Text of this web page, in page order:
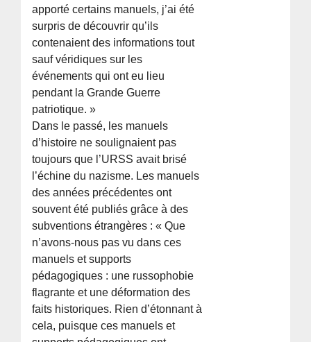
apporté certains manuels, j’ai été
surpris de découvrir qu’ils
contenaient des informations tout
sauf véridiques sur les
événements qui ont eu lieu
pendant la Grande Guerre
patriotique. »
Dans le passé, les manuels
d’histoire ne soulignaient pas
toujours que l’URSS avait brisé
l’échine du nazisme. Les manuels
des années précédentes ont
souvent été publiés grâce à des
subventions étrangères : « Que
n’avons-nous pas vu dans ces
manuels et supports
pédagogiques : une russophobie
flagrante et une déformation des
faits historiques. Rien d’étonnant à
cela, puisque ces manuels et